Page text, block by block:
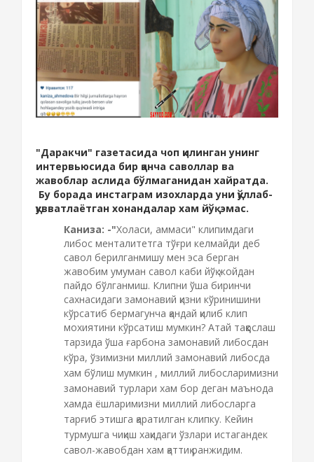
"Даракчи" газетасида чоп қилинган унинг
интервьюсида бир қанча саволлар ва
жавоблар аслида бўлмаганидан хайратда.
Бу борада инстаграм изохларда уни қўллаб-
қувватлаётган хонандалар хам йўқ эмас.
Каниза: -"Холаси, аммаси" клипимдаги
либос менталитетга тўғри келмайди деб
савол берилганмишу мен эса берган
жавобим умуман савол каби йўқ жойдан
пайдо бўлганмиш. Клипни ўша биринчи
сахнасидаги замонавий қизни кўринишини
кўрсатиб бермагунча қандай қилиб клип
мохиятини кўрсатиш мумкин? Атай таққослаш
тарзида ўша ғарбона замонавий либосдан
кўра, ўзимизни миллий замонавий либосда
хам бўлиш мумкин , миллий либосларимизни
замонавий турлари хам бор деган маънода
хамда ёшларимизни миллий либосларга
тарғиб этишга қаратилган клипку. Кейин
турмушга чиқиш хақидаги ўзлари истагандек
савол-жавобдан хам қаттиқ ранжидим.